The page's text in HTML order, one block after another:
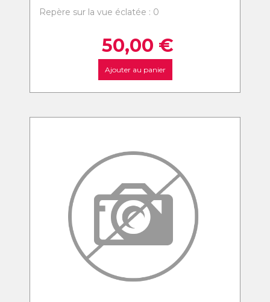
Repère sur la vue éclatée : 0
50,00 €
Ajouter au panier